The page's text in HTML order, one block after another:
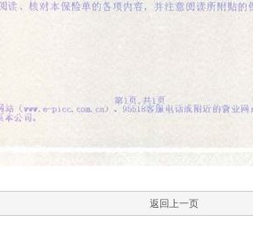
返回上一页